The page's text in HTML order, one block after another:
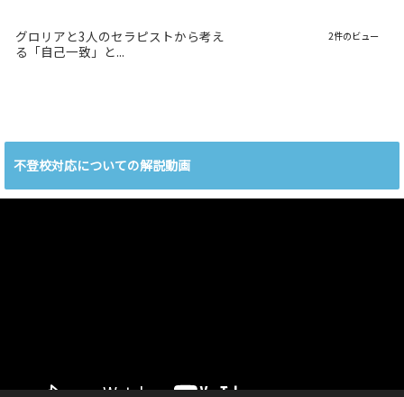
グロリアと3人のセラピストから考え
る「自己一致」と...
2件のビュー
不登校対応についての解説動画